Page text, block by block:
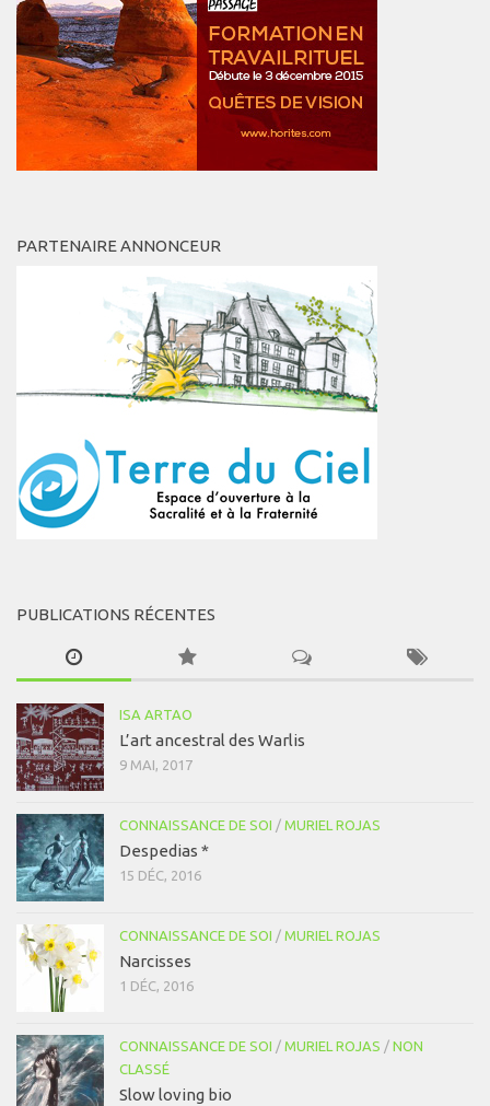
PARTENAIRE ANNONCEUR
PUBLICATIONS RÉCENTES
ISA ARTAO
L’art ancestral des Warlis
9 MAI, 2017
CONNAISSANCE DE SOI / MURIEL ROJAS
Despedias *
15 DÉC, 2016
CONNAISSANCE DE SOI / MURIEL ROJAS
Narcisses
1 DÉC, 2016
CONNAISSANCE DE SOI / MURIEL ROJAS / NON
CLASSÉ
Slow loving bio